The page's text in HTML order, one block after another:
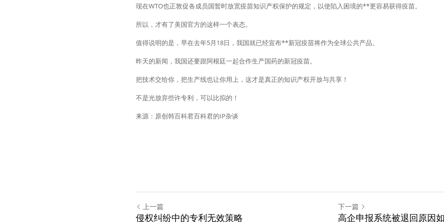
现在WTO也正敦促各成员国暂时放宽疫苗知识产权保护的规定，以使陷入困境的**更容易获得疫苗。
所以，才有了美国官方的这样一个表态。
值得说明的是，早在去年5月18日，我国就已经宣布**新冠疫苗将作为全球公共产品。
昨天的新闻，我国还要跟阿根廷一起合作生产国药的新冠疫苗。
把技术交给你，把生产线也让你用上，这才是真正的知识产权开放与共享！
不是光放弃些许专利，可以比拟的！
来源：原创韩百科君百科君的IP杂谈
上一篇
侵权纠纷中的专利无效策略
下一篇
高企申报系统被退回原因